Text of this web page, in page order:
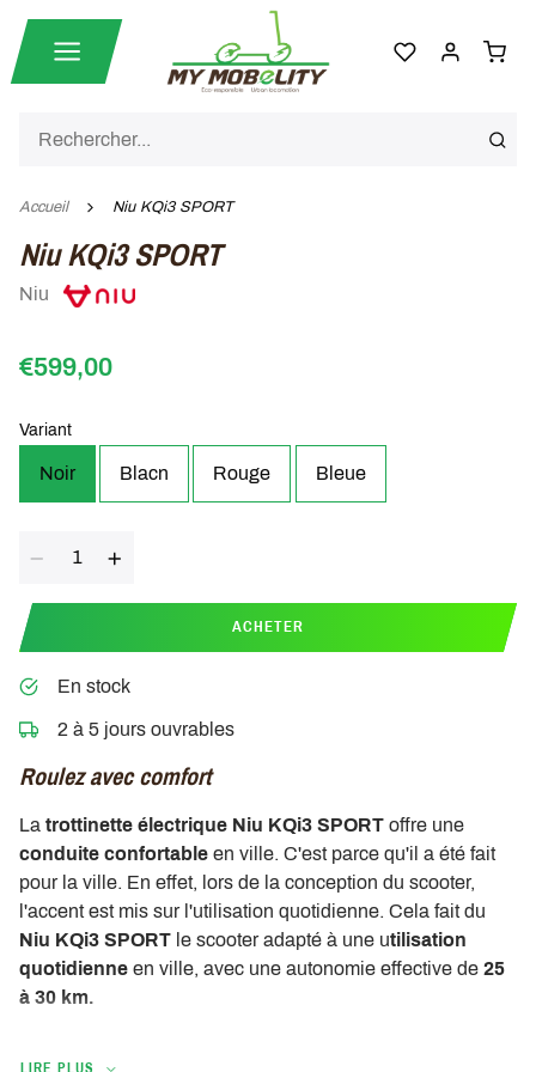
Accueil Niu KQi3 SPORT
Niu KQi3 SPORT
Niu
€599,00
Variant
Noir Blacn Rouge Bleue
ACHETER
En stock
2 à 5 jours ouvrables
Roulez avec comfort
La trottinette électrique Niu KQi3 SPORT offre une
conduite confortable en ville. C'est parce qu'il a été fait
pour la ville. En effet, lors de la conception du scooter,
l'accent est mis sur l'utilisation quotidienne. Cela fait du
Niu KQi3 SPORT le scooter adapté à une utilisation
quotidienne en ville, avec une autonomie effective de 25
à 30 km.